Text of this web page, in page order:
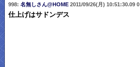
998: 名無しさん@HOME2011/09/26(月) 10:51:30.09 0
仕上げはサドンデス